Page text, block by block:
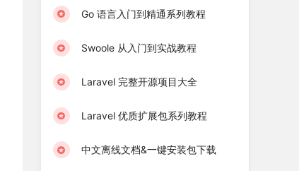
Go 语言入门到精通系列教程
Swoole 从入门到实战教程
Laravel 完整开源项目大全
Laravel 优质扩展包系列教程
中文离线文档&一键安装包下载